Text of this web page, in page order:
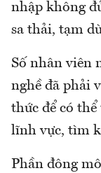
nhập không
sa thải, tạm
Số nhân viên
nghề đã phải
thức để có
lĩnh vực, tìm
Phần đông